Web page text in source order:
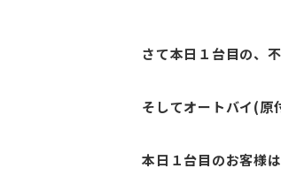
さて本日１台目の、
そしてオートバイ(原
本日１台目のお客様